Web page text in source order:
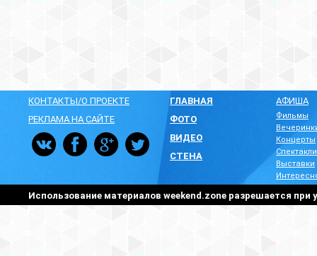
КОНТАКТЫ/О ПРОЕКТЕ
РЕКЛАМА НА САЙТЕ
ГЛАВНАЯ
ФОТО
ВИДЕО
СТЕНА
АФИША
Фильмы
Концерты
Спектакли
Выставки
Использование материалов weekend.zone разрешается